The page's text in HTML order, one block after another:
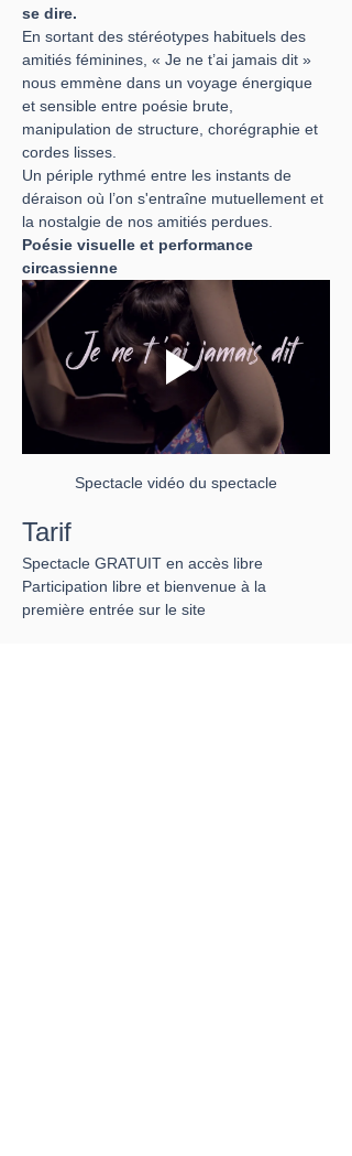
se dire.
En sortant des stéréotypes habituels des
amitiés féminines, « Je ne t’ai jamais dit »
nous emmène dans un voyage énergique
et sensible entre poésie brute,
manipulation de structure, chorégraphie et
cordes lisses.
Un périple rythmé entre les instants de
déraison où l’on s'entraîne mutuellement et
la nostalgie de nos amitiés perdues.
Poésie visuelle et performance
circassienne
Spectacle vidéo du spectacle
Tarif
Spectacle GRATUIT en accès libre
Participation libre et bienvenue à la
première entrée sur le site